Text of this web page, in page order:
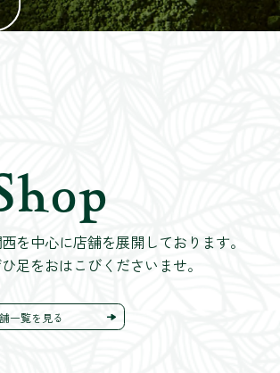
を中心に店舗を展開しております。
足をおはこびくださいませ。
一覧を見る